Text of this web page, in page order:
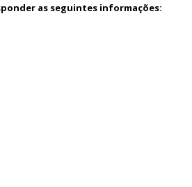
as seguintes informações: